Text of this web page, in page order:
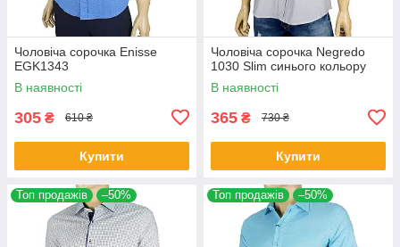
Чоловіча сорочка Еnisse
EGK1343
В наявності
305 ₴ 610 ₴
Купити
Чоловіча сорочка Negredo
1030 Slim синього кольору
В наявності
365 ₴ 730 ₴
Купити
Топ продажів –50% Топ продажів –50%